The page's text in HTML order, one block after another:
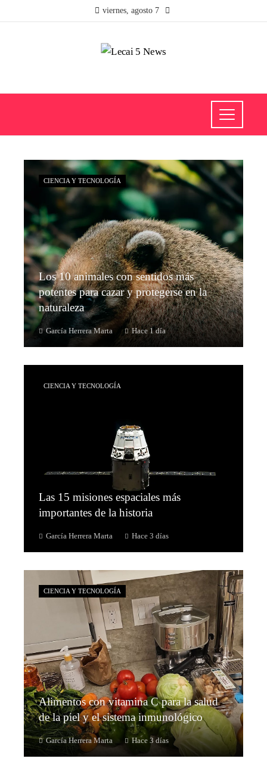
viernes, agosto 7
CIENCIA Y TECNOLOGÍA
Los 10 animales con sentidos más
potentes para cazar y protegerse en la
naturaleza
García Herrera Marta Hace 1 día
CIENCIA Y TECNOLOGÍA
Las 15 misiones espaciales más
importantes de la historia
García Herrera Marta Hace 3 días
CIENCIA Y TECNOLOGÍA
Alimentos con vitamina C para la salud
de la piel y el sistema inmunológico
García Herrera Marta Hace 3 días